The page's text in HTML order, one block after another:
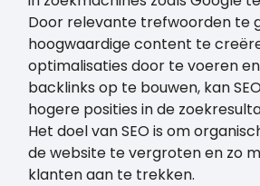
Door relevante trefwoorden te
hoogwaardige content te
optimalisaties door te voeren
backlinks op te bouwen, kan
hogere posities in de
Het doel van SEO is om
de website te vergroten en zo
klanten aan te trekken.